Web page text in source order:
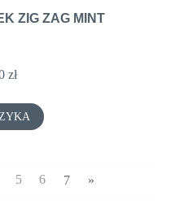
ZIG ZAG MINT
zł
5 6 7 »